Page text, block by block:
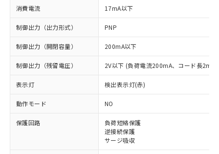
消費電流 17mA以下
制御出力（出力形式） PNP
制御出力（開閉容量） 200mA以下
制御出力（残留電圧） 2V以下 (負荷電流200mA、コード長2m時
表示灯 検出表示灯(赤)
動作モード NO
保護回路
負荷短絡保護
逆接続保護
サージ吸収
対応済み：EU RoHS指令（10物質）の
非含有に対応した製品が提供可能な商品で
対応予定：EU RoHS指令（10物質）の非含